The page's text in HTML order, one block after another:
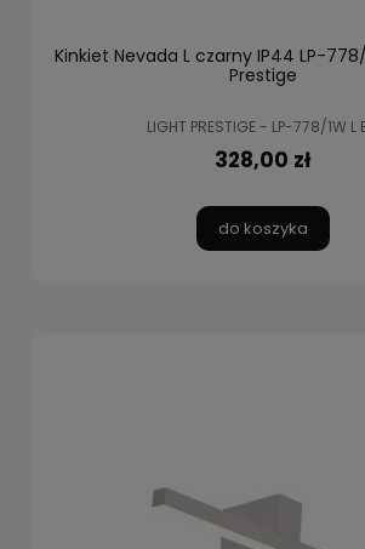
Kinkiet Nevada L czarny IP44 LP-778/
Prestige
LIGHT PRESTIGE - LP-778/1W L
328,00 zł
do koszyka